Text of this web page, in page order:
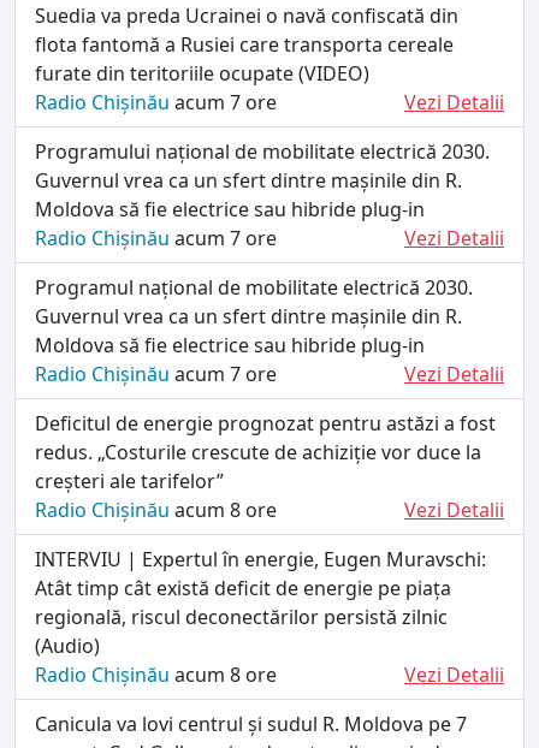
Suedia va preda Ucrainei o navă confiscată din
flota fantomă a Rusiei care transporta cereale
furate din teritoriile ocupate (VIDEO)
Radio Chișinău acum 7 ore
Vezi Detalii
Programului național de mobilitate electrică 2030.
Guvernul vrea ca un sfert dintre mașinile din R.
Moldova să fie electrice sau hibride plug-in
Radio Chișinău acum 7 ore
Vezi Detalii
Programul național de mobilitate electrică 2030.
Guvernul vrea ca un sfert dintre mașinile din R.
Moldova să fie electrice sau hibride plug-in
Radio Chișinău acum 7 ore
Vezi Detalii
Deficitul de energie prognozat pentru astăzi a fost
redus. „Costurile crescute de achiziție vor duce la
creșteri ale tarifelor”
Radio Chișinău acum 8 ore
Vezi Detalii
INTERVIU | Expertul în energie, Eugen Muravschi:
Atât timp cât există deficit de energie pe piața
regională, riscul deconectărilor persistă zilnic
(Audio)
Radio Chișinău acum 8 ore
Vezi Detalii
Canicula va lovi centrul și sudul R. Moldova pe 7